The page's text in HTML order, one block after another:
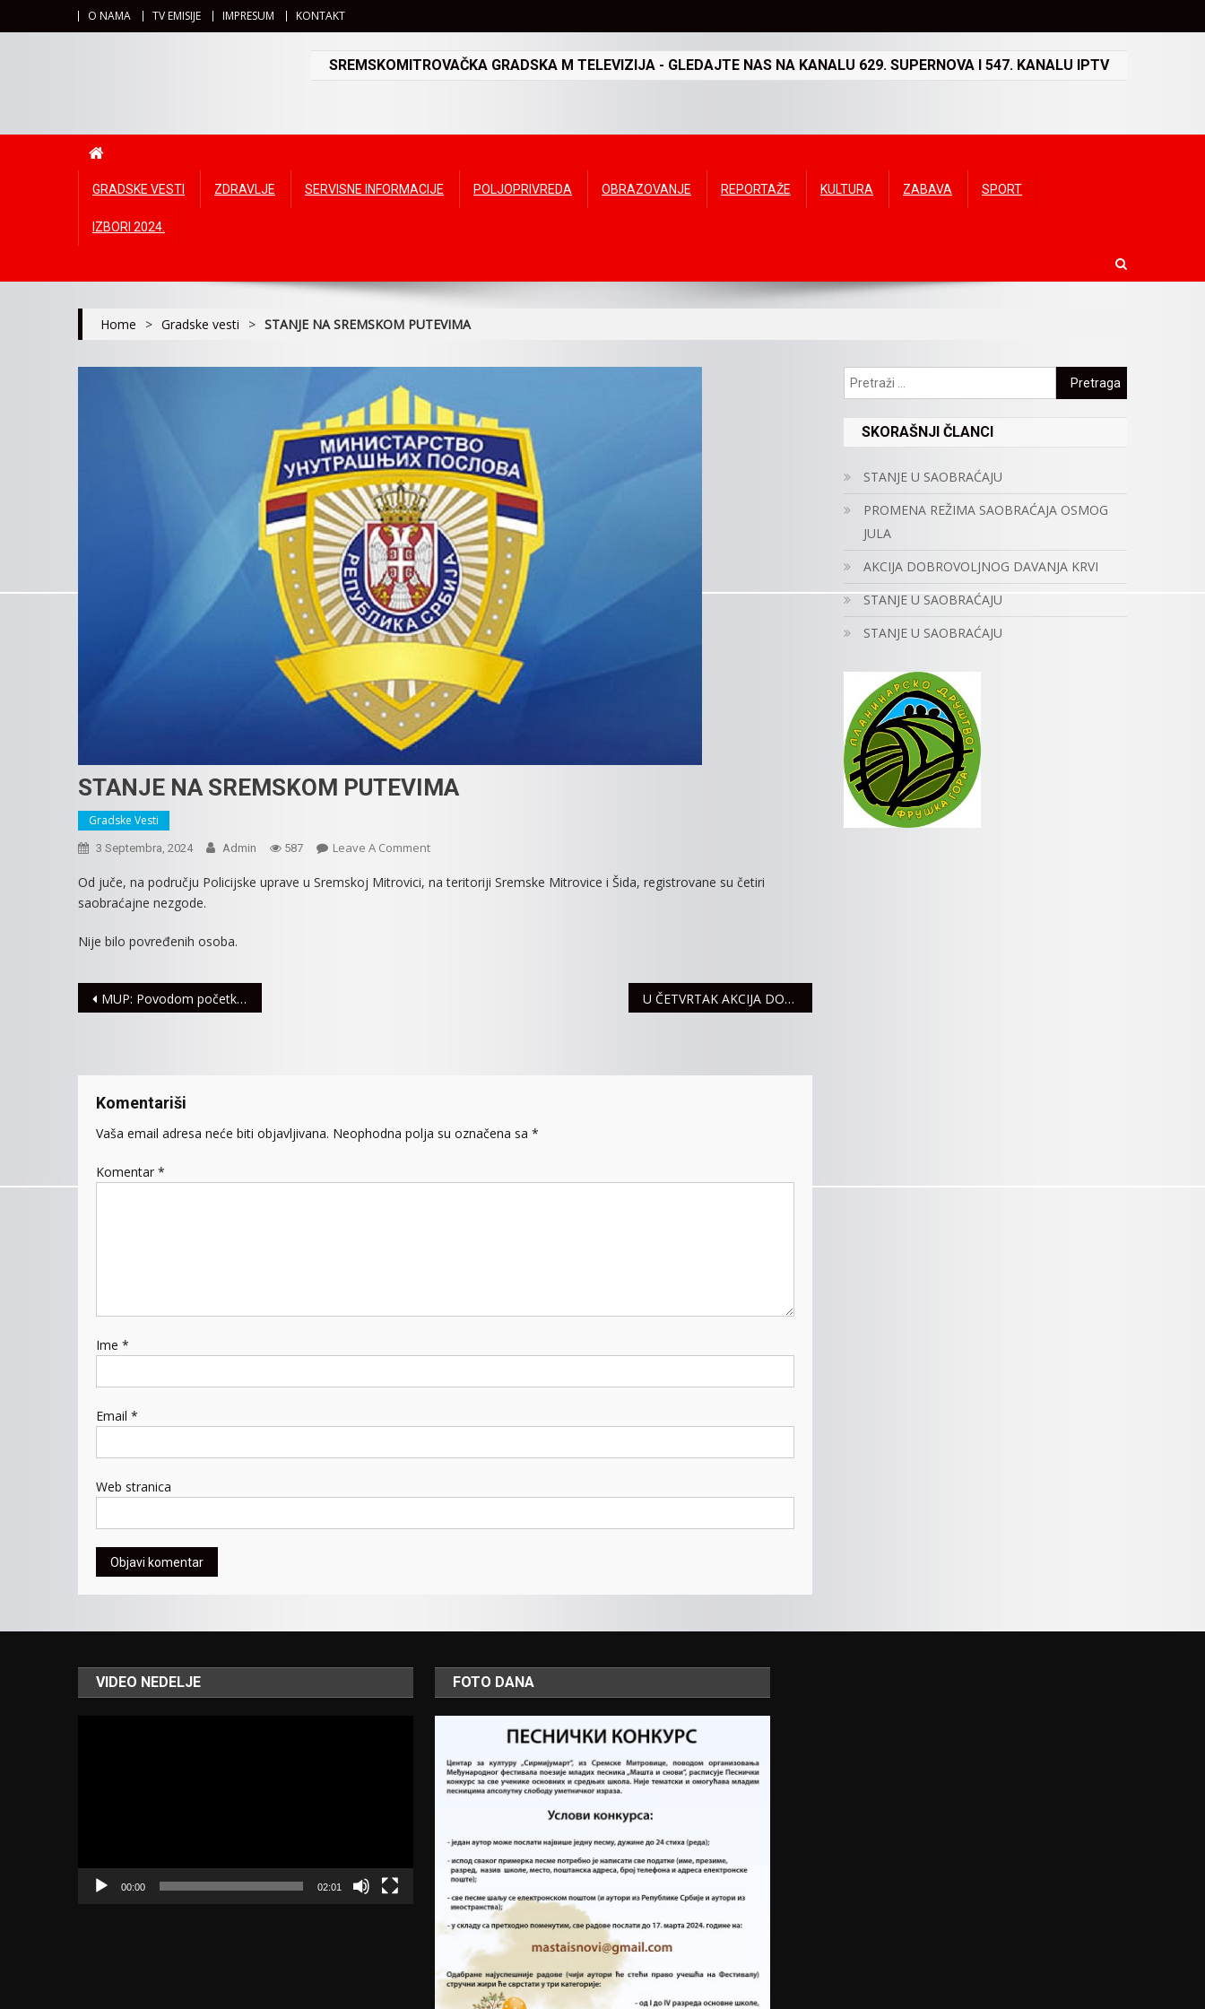
O NAMA TV EMISIJE IMPRESUM KONTAKT
SREMSKOMITROVAČKA GRADSKA M TELEVIZIJA - GLEDAJTE NAS NA KANALU 629. SUPERNOVA I 547. KANALU IPTV
GRADSKE VESTI ZDRAVLJE SERVISNE INFORMACIJE POLJOPRIVREDA OBRAZOVANJE REPORTAŽE KULTURA ZABAVA SPORT
IZBORI 2024.
Home > Gradske vesti > STANJE NA SREMSKOM PUTEVIMA
STANJE NA SREMSKOM PUTEVIMA
Gradske Vesti
3 Septembra, 2024 Admin 587 Leave A CommentOn
NA
Od juče, na području Policijske uprave u Sremskoj Mitrovici, na teritoriji Sremske Mitrovice i Šida, registrovane su četiri
saobraćajne nezgode.
Nije bilo povređenih osoba.
Navigacija
MUP: Povodom početka školske godine policija će vršiti kontrolu u zonama škola U ČETVRTAK AKCIJA DOBROVOLJNOG DAVANJA KRVI
Komentariši
Vaša email adresa neće biti objavljivana. Neophodna polja su označena sa *
Komentar *
Ime *
Email *
Web stranica
Pretraga:
SKORAŠNJI ČLANCI
STANJE U SAOBRAĆAJU
PROMENA REŽIMA SAOBRAĆAJA OSMOG
JULA
AKCIJA DOBROVOLJNOG DAVANJA KRVI
STANJE U SAOBRAĆAJU
STANJE U SAOBRAĆAJU
VIDEO NEDELJE
00:00 02:01
FOTO DANA